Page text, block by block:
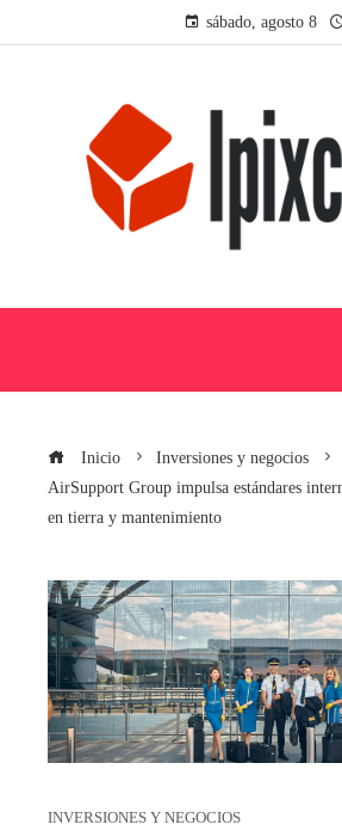
sábado, agosto 8
Inicio
Inversiones y negocios
AirSupport Group impulsa estándares
en tierra y mantenimiento
INVERSIONES Y NEGOCIOS